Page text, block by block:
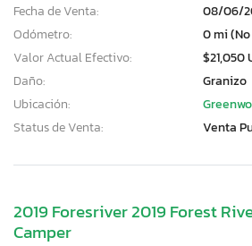
Fecha de Venta:
08/06/
Odómetro:
0 mi
Valor Actual Efectivo:
$21,050
Daño:
Granizo
Ubicación:
Status de Venta:
Venta
2019 Foresriver 2019 Forest
Camper